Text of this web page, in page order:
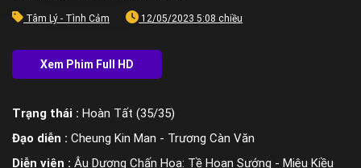
Tâm Lý - Tình Cảm 12/05/2023 5:08 chiều
Trạng thái : Hoàn Tất (35/35)
Đạo diễn : Cheung Kin Man - Trương Càn Văn
Diễn viên : Âu Dương Chấn Hoa: Tề Hoan Sướng - Miêu Kiều